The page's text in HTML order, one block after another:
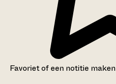
Favoriet of een notitie maken